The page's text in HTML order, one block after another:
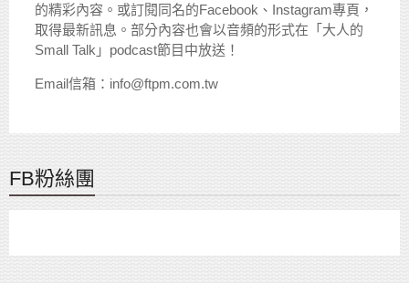
的精彩內容。或訂閱同名的Facebook、Instagram專頁，
取得最新訊息。部分內容也會以音頻的形式在「大人的
Small Talk」podcast節目中放送！
Email信箱：info@ftpm.com.tw
FB粉絲團